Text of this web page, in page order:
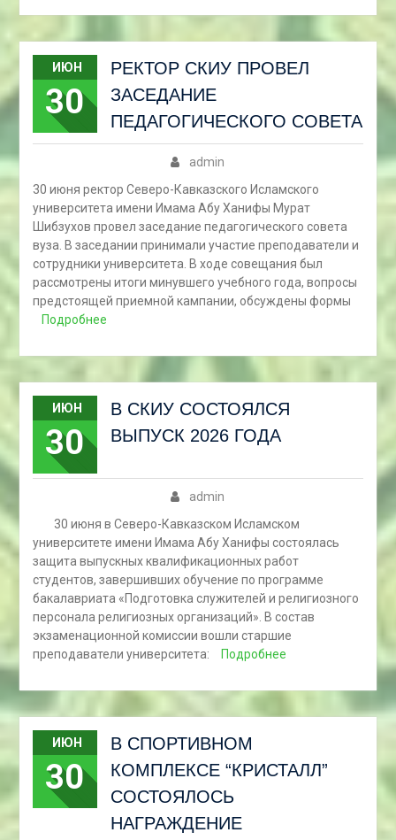
ИЮН
30
РЕКТОР СКИУ ПРОВЕЛ
ЗАСЕДАНИЕ
ПЕДАГОГИЧЕСКОГО СОВЕТА
admin
30 июня ректор Северо-Кавказского Исламского
университета имени Имама Абу Ханифы Мурат
Шибзухов провел заседание педагогического совета
вуза. В заседании принимали участие преподаватели и
сотрудники университета. В ходе совещания был
рассмотрены итоги минувшего учебного года, вопросы
предстоящей приемной кампании, обсуждены формы
Подробнее
ИЮН
30
В СКИУ СОСТОЯЛСЯ
ВЫПУСК 2026 ГОДА
admin
30 июня в Северо-Кавказском Исламском
университете имени Имама Абу Ханифы состоялась
защита выпускных квалификационных работ
студентов, завершивших обучение по программе
бакалавриата «Подготовка служителей и религиозного
персонала религиозных организаций». В состав
экзаменационной комиссии вошли старшие
преподаватели университета:
Подробнее
ИЮН
30
В СПОРТИВНОМ
КОМПЛЕКСЕ “КРИСТАЛЛ”
СОСТОЯЛОСЬ
НАГРАЖДЕНИЕ